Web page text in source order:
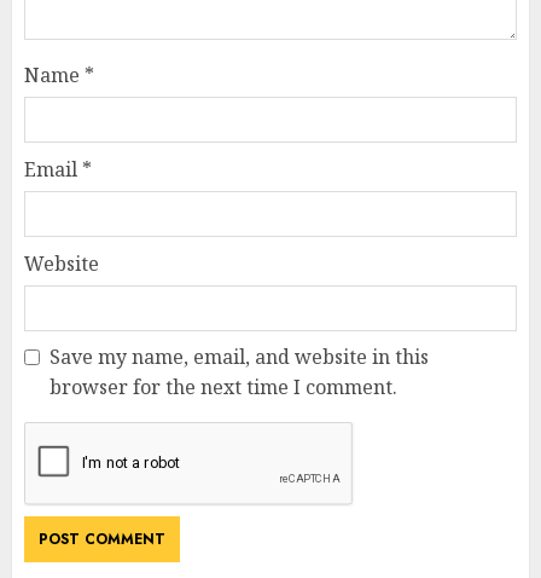
Name *
Email *
Website
Save my name, email, and website in this
browser for the next time I comment.